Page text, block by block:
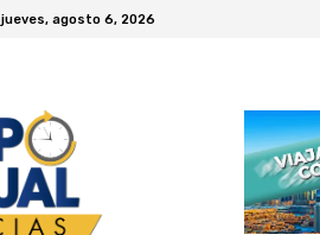
jueves, agosto 6, 2026